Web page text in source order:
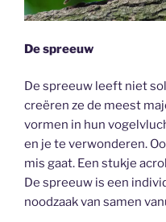
De spreeuw
De spreeuw leeft niet
creëren ze de meest
vormen in hun
en je te verwonderen.
mis gaat. Een stukje
De spreeuw is een
noodzaak van samen